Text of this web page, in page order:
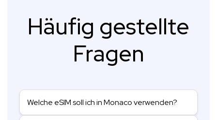
Häufig gestellte
Fragen
Welche eSIM soll ich in Monaco verwenden?